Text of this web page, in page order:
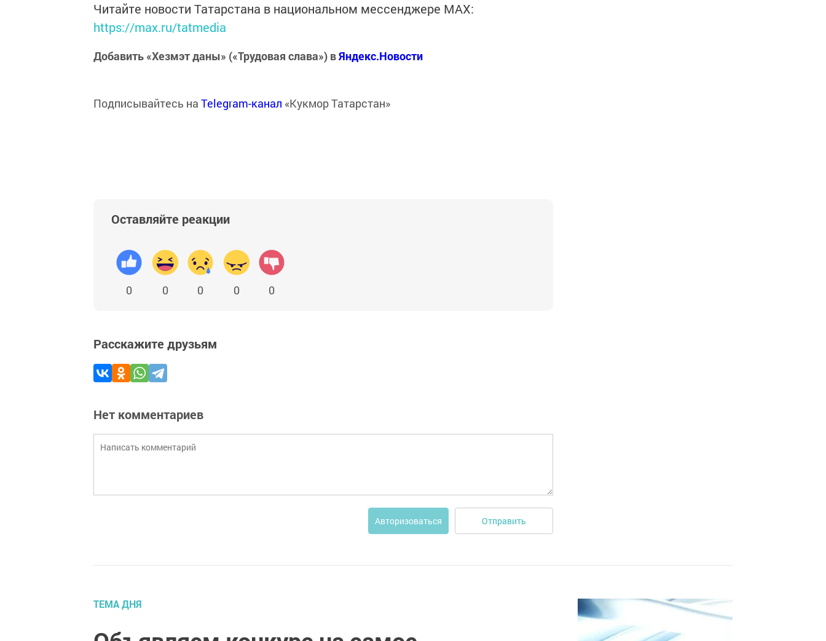
Читайте новости Татарстана в национальном мессенджере MАХ:
https://max.ru/tatmedia
Добавить «Хезмэт даны» («Трудовая слава») вЯндекс.Новости
Подписывайтесь на Telegram-канал «Кукмор Татарстан»
Оставляйте реакции
0 0 0 0 0
Расскажите друзьям
Нет комментариев
Авторизоваться Отправить
ТЕМА ДНЯ